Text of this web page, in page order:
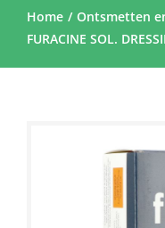
Home
Ontsmetten
FURACINE SOL.